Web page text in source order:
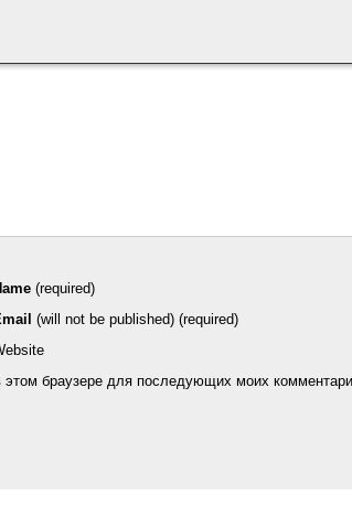
(required)
(will not be published) (required)
браузере для последующих моих